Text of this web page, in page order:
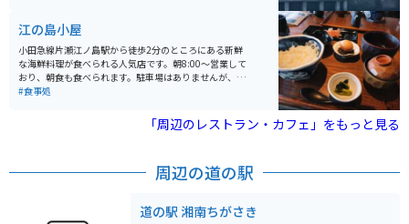
国の国花である「ムクゲ」などを観賞することができま
す。春澤園では中国の伝統的な建築物を見ることができ
ます。ウィンザー広場には美しい「カナディアンロー
ズ」が植えられています。
す。
江の島小屋
小田急線片瀬江ノ島駅から徒歩2分のところにある新鮮
な海鮮料理が食べられる人気店です。朝8:00～営業して
おり、朝食も食べられます。駐車場はありませんが、お
店から徒歩１分のところに江ノ電駐車センターがあり、
ので、早めにいって外の待合席で待機しておくと良いで
#食事処
「周辺のレストラン・カフェ」をもっと見る
周辺の道の駅
道の駅 湘南ちがさき